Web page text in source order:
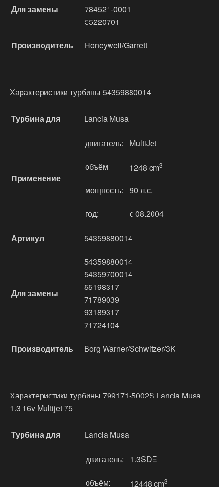
Для замены
784521-0001
55220701
Производитель Honeywell/Garrett
Характеристики турбины 54359880014
Турбина для Lancia Musa
Применение
двигатель: MultiJet
объём: 1248 cm3
мощность: 90 л.с.
год: с 08.2004
Артикул 54359880014
Для замены
54359880014
54359700014
55198317
71789039
93189317
71724104
Производитель Borg Warner/Schwitzer/3K
Характеристики турбины 799171-5002S Lancia Musa
1.3 16v Multijet 75
Турбина для Lancia Musa
двигатель: 1.3SDE
объём: 12448 cm3